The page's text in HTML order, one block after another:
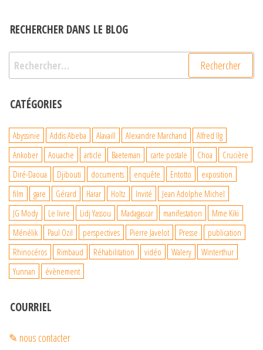
RECHERCHER DANS LE BLOG
Rechercher :
CATÉGORIES
Abyssinie Addis Abeba Alavaill Alexandre Marchand
Alfred Ilg
Ankober
Aouache article Baeteman carte postale Choa
Crucière
Diré-Daoua
Djibouti documents enquête Entotto
exposition
film
gare Gérard Harar Holtz Invité
Jean Adolphe Michel
JG Mody
Le livre Lidj Yassou Madagascar manifestation
Mme Kiki
Ménélik
Paul Ozil perspectives Pierre Javelot Presse
publication
Rhinocéros
Rimbaud Réhabilitation vidéo Walery
Winterthur
Yunnan
évènement
COURRIEL
✎ nous contacter